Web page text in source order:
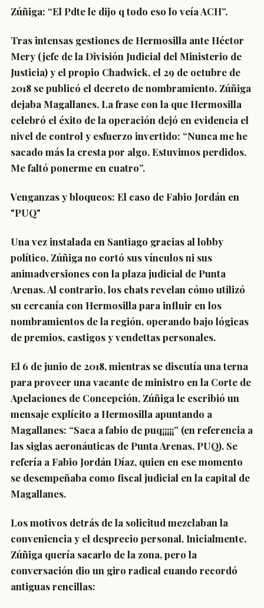
Zúñiga: “El Pdte le dijo q todo eso lo veía ACH”.
Tras intensas gestiones de Hermosilla ante Héctor
Mery (jefe de la División Judicial del Ministerio de
Justicia) y el propio Chadwick, el 29 de octubre de
2018 se publicó el decreto de nombramiento. Zúñiga
dejaba Magallanes. La frase con la que Hermosilla
celebró el éxito de la operación dejó en evidencia el
nivel de control y esfuerzo invertido: “Nunca me he
sacado más la cresta por algo. Estuvimos perdidos.
Me faltó ponerme en cuatro”.
Venganzas y bloqueos: El caso de Fabio Jordán en
"PUQ"
Una vez instalada en Santiago gracias al lobby
político, Zúñiga no cortó sus vínculos ni sus
animadversiones con la plaza judicial de Punta
Arenas. Al contrario, los chats revelan cómo utilizó
su cercanía con Hermosilla para influir en los
nombramientos de la región, operando bajo lógicas
de premios, castigos y vendettas personales.
El 6 de junio de 2018, mientras se discutía una terna
para proveer una vacante de ministro en la Corte de
Apelaciones de Concepción, Zúñiga le escribió un
mensaje explícito a Hermosilla apuntando a
Magallanes: “Saca a fabio de puq¡¡¡¡¡” (en referencia a
las siglas aeronáuticas de Punta Arenas, PUQ). Se
refería a Fabio Jordán Díaz, quien en ese momento
se desempeñaba como fiscal judicial en la capital de
Magallanes.
Los motivos detrás de la solicitud mezclaban la
conveniencia y el desprecio personal. Inicialmente,
Zúñiga quería sacarlo de la zona, pero la
conversación dio un giro radical cuando recordó
antiguas rencillas: